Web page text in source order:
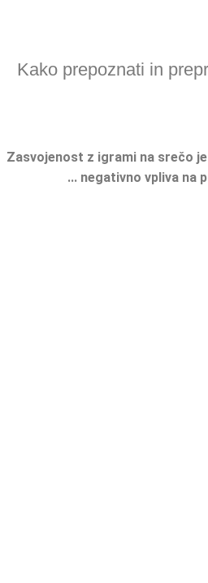
Kako prepoznati in
Zasvojenost z igrami na srečo
negativno vpliva na